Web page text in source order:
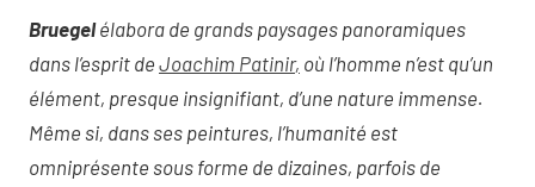
Bruegelélabora de grands paysages panoramiques
dans l’esprit de Joachim Patinir, où l’homme n’est qu’un
élément, presque insignifiant, d’une nature immense.
Même si, dans ses peintures, l’humanité est
omniprésente sous forme de dizaines, parfois de